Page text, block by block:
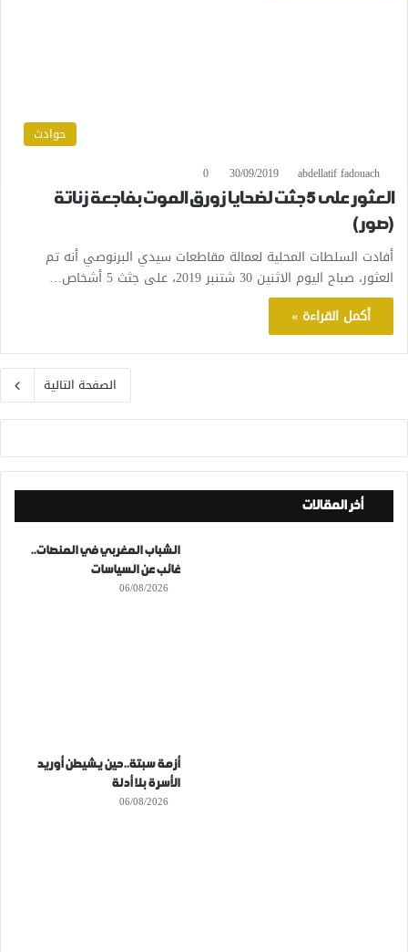
حوادث
abdellatif fadouach
30/09/2019
0
العثور على 5 جثت لضحايا زورق الموت بفاجعة زناتة
(صور)
أفادت السلطات المحلية لعمالة مقاطعات سيدي البرنوصي أنه تم
العثور، صباح اليوم الاثنين 30 شتنبر 2019، على جثث 5 أشخاص…
أكمل القراءة »
الصفحة التالية
أخر المقالات
الشباب المغربي في المنصات..
غائب عن السياسات
06/08/2026
أزمة سبتة..حين يشيطن أوريد
الأسرة بلا أدلة
06/08/2026